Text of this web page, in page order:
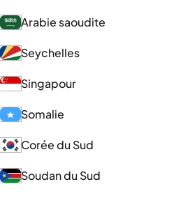
Arabie saoudite
Seychelles
Singapour
Somalie
Corée du Sud
Soudan du Sud